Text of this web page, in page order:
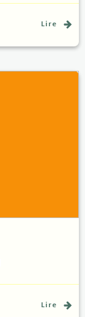
Lire
Lire